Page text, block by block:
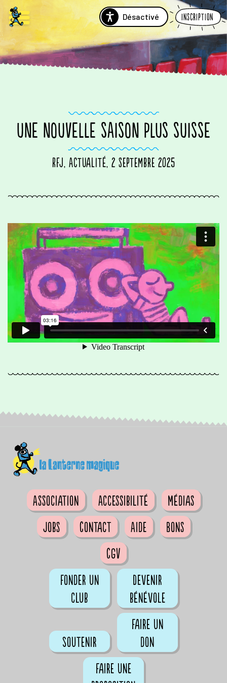
Désactivé Inscription
UNE NOUVELLE SAISON PLUS SUISSE
RFJ, Actualité, 2 septembre 2025
Association Accessibilité
Médias
Jobs
Contact Aide
Bons
CGV
Fonder un
club
Devenir
bénévole
Soutenir
Faire un
don
Faire une